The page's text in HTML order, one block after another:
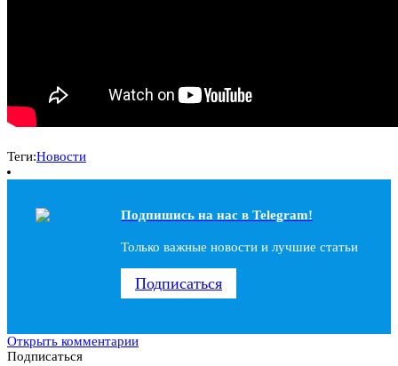
Теги:Новости
Подпишись на наc в Telegram!
Только важные новости и лучшие статьи
Подписаться
Открыть комментарии
Подписаться